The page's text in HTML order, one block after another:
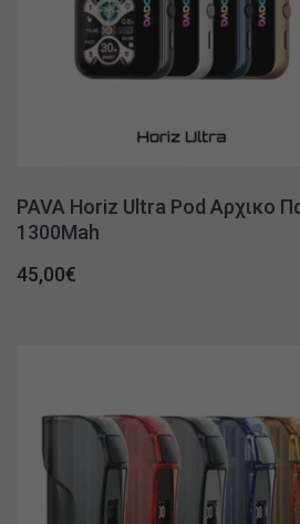
PAVA Horiz Ultra Pod Αρχικο
1300Mah
45,00€